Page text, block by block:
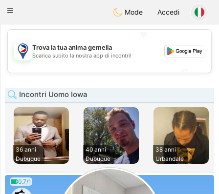
PhilippinesChat
Toggle
Mode Accedi
💖
💕
Trova la tua anima gemella
Scarica subito la nostra app di incontri!
Incontri Uomo Iowa
36 anni
Dubuque
40 anni
Dubuque
38 anni
Urbandale
0.7/1